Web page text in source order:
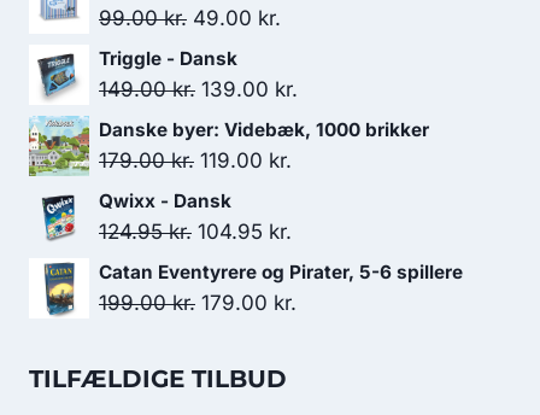
99.00kr. Den
oprindelige
pris
99.00 kr..
49.00 kr.
pris
49.00 kr..
Triggle - Dansk
149.00kr. Den
oprindelige
pris
149.00 kr..
139.00 kr.
aktuelle
Danske byer: Videbæk, 1000 brikker
179.00kr. Den
oprindelige
pris
179.00 kr..
119.00 kr.
119.00 kr..
Qwixx - Dansk
124.95kr. Den
oprindelige
pris
104.95 kr.
aktuelle
pris
Catan Eventyrere og Pirater, 5-6 spillere
199.00kr. Den
pris
179.00 kr.
TILFÆLDIGE TILBUD